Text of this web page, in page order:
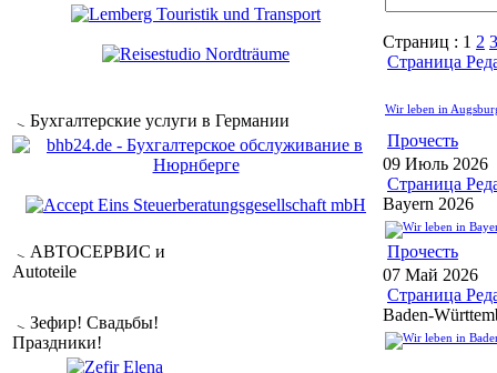
Бухгалтерские услуги в Германии
АВТОСЕРВИС и
Autoteile
Зефир! Свадьбы!
Праздники!
Страниц : 1 2 3
Страница
Wir leben in
Прочесть
09 Июль 2026
Страница
Bayern 2026
Прочесть
07 Май 2026
Страница
Baden-